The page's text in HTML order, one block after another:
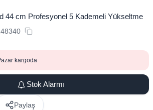
44 cm Profesyonel 5 Kademeli Yükseltme
kargoda
Stok Alarmı
Paylaş